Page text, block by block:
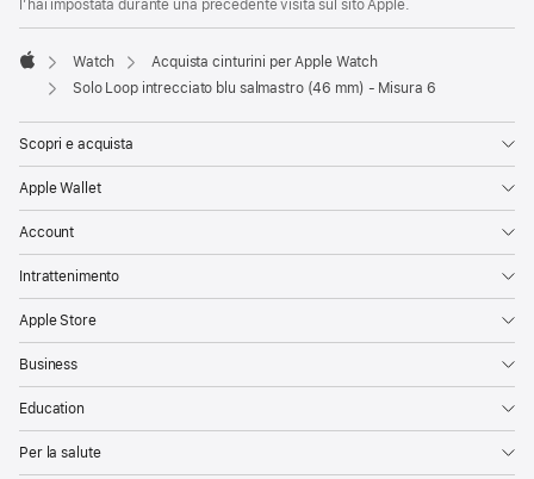
l’hai impostata durante una precedente visita sul sito Apple.
Apple
Watch
Acquista cinturini per Apple Watch
Solo Loop intrecciato blu salmastro (46 mm) - Misura 6
Scopri e acquista
Apple Wallet
Account
Intrattenimento
Apple Store
Business
Education
Per la salute